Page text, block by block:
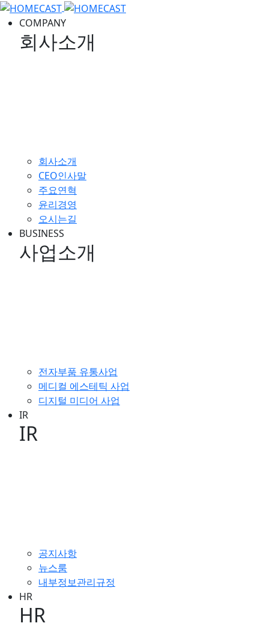
COMPANY
회사소개
회사소개
CEO인사말
주요연혁
윤리경영
오시는길
BUSINESS
사업소개
전자부품 유통사업
메디컬 에스테틱 사업
디지털 미디어 사업
IR
IR
공지사항
뉴스룸
내부정보관리규정
HR
HR